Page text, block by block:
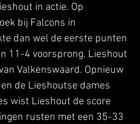
in actie. Op
bij Falcons in
dan wel de eerste punten
11-4 voorsprong. Lieshout
Valkenswaard. Opnieuw
de Lieshoutse dames
wist Lieshout de score
rusten met een 35-33